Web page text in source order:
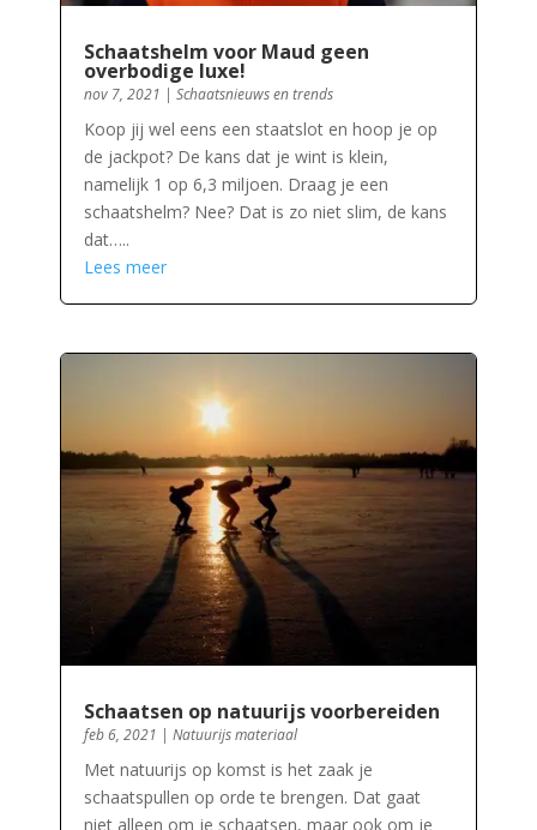
Schaatshelm voor Maud geen
overbodige luxe!
nov 7, 2021 | Schaatsnieuws en trends
Koop jij wel eens een staatslot en hoop je op
de jackpot? De kans dat je wint is klein,
namelijk 1 op 6,3 miljoen. Draag je een
schaatshelm? Nee? Dat is zo niet slim, de kans
dat…..
Lees meer
Schaatsen op natuurijs voorbereiden
feb 6, 2021 | Natuurijs materiaal
Met natuurijs op komst is het zaak je
schaatspullen op orde te brengen. Dat gaat
niet alleen om je schaatsen, maar ook om je